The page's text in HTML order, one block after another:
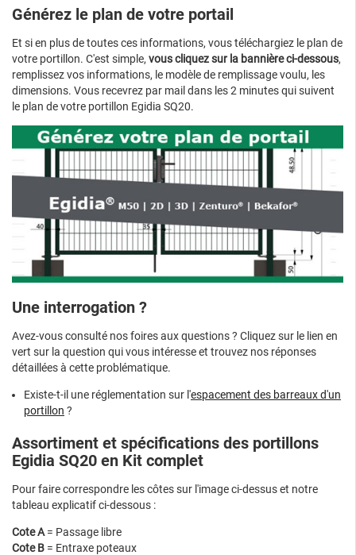
Générez le plan de votre portail
Et si en plus de toutes ces informations, vous téléchargiez le plan de
votre portillon. C'est simple, vous cliquez sur la bannière ci-dessous,
remplissez vos informations, le modèle de remplissage voulu, les
dimensions. Vous recevrez par mail dans les 2 minutes qui suivent
le plan de votre portillon Egidia SQ20.
Une interrogation ?
Avez-vous consulté nos foires aux questions ? Cliquez sur le lien en
vert sur la question qui vous intéresse et trouvez nos réponses
détaillées à cette problématique.
Existe-t-il une réglementation sur l'espacement des barreaux d'un
portillon ?
Assortiment et spécifications des portillons
Egidia SQ20 en Kit complet
Pour faire correspondre les côtes sur l'image ci-dessus et notre
tableau explicatif ci-dessous :
Cote A = Passage libre
Cote B = Entraxe poteaux